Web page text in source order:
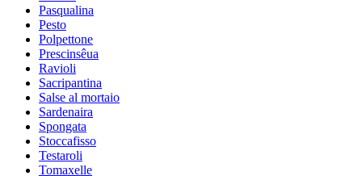
Pasqualina
Pesto
Polpettone
Prescinsêua
Ravioli
Sacripantina
Salse al mortaio
Sardenaira
Spongata
Stoccafisso
Testaroli
Tomaxelle